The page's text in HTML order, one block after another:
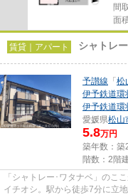
間
面
賃貸｜アパート シャトレ
予讃線 「 松
伊予鉄道環
伊予鉄道環
愛媛県松山
5.8万円
築年数：築
階数：2階
「シャトレー･ワタナベ」のこ
イチオシ。駅から徒歩7分に立